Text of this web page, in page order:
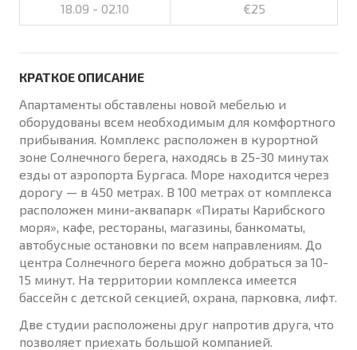
18.09 - 02.10 €25
КРАТКОЕ ОПИСАНИЕ
Апартаменты обставлены новой мебелью и
оборудованы всем необходимым для комфортного
прибывания. Комплекс расположен в курортной
зоне Солнечного берега, находясь в 25-30 минутах
езды от аэропорта Бургаса. Море находится через
дорогу — в 450 метрах. В 100 метрах от комплекса
расположен мини-аквапарк «Пираты Карибского
моря», кафе, рестораны, магазины, банкоматы,
автобусные остановки по всем направлениям. До
центра Солнечного берега можно добраться за 10-
15 минут. На территории комплекса имеется
бассейн с детской секцией, охрана, парковка, лифт.
Две студии расположены друг напротив друга, что
позволяет приехать большой компанией.